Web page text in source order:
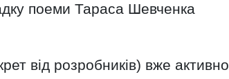
поеми Тараса Шевченка
від розробників) вже активно